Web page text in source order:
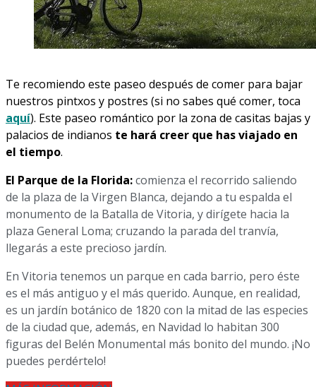
Te recomiendo este paseo después de comer para bajar
nuestros pintxos y postres (si no sabes qué comer, toca
aquí). Este paseo romántico por la zona de casitas bajas y
palacios de indianos te hará creer que has viajado en
el tiempo.
El Parque de la Florida:comienza el recorrido saliendo
de la plaza de la Virgen Blanca, dejando a tu espalda el
monumento de la Batalla de Vitoria, y dirígete hacia la
plaza General Loma; cruzando la parada del tranvía,
llegarás a este precioso jardín.
En Vitoria tenemos un parque en cada barrio, pero éste
es el más antiguo y el más querido. Aunque, en realidad,
es un jardín botánico de 1820 con la mitad de las especies
de la ciudad que, además, en Navidad lo habitan 300
figuras del Belén Monumental más bonito del mundo. ¡No
puedes perdértelo!